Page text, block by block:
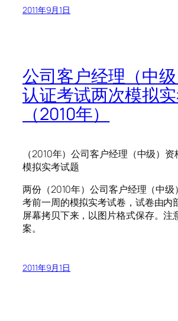
2011年9月1日
公司客户经理（中
认证考试两次模拟
（2010年）
（2010年）公司客户经理（中级）
模拟实考试题
两份（2010年）公司客户经理（中
考前一周的模拟实考试卷，试卷由内
屏幕拷贝下来，以图片格式保存。注
案。
2011年9月1日